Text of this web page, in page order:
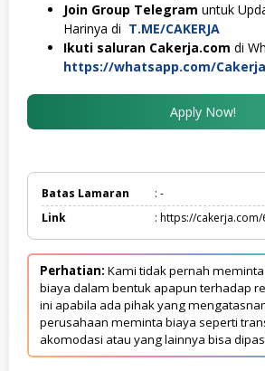
Join Group Telegram untuk
Harinya di T.ME/CAKERJA
Ikuti saluran Cakerja.com di
https://whatsapp.com/Cakerja
Apply Now!
Batas Lamaran
: -
Link
: https://cakerja.com/
Perhatian: Kami tidak pernah
biaya dalam bentuk apapun terhadap
ini apabila ada pihak yang
perusahaan meminta biaya seperti
akomodasi atau yang lainnya bisa